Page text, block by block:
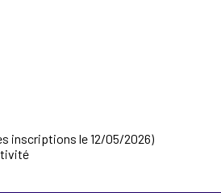
inscriptions le 12/05/2026)